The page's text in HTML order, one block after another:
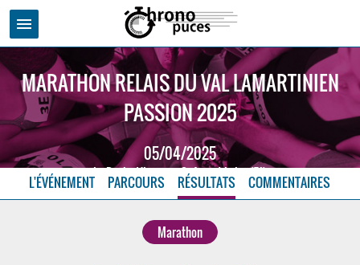
menu
MARATHON RELAIS DU VAL LAMARTINIEN
PASSION 2025
05/04/2025
La Roche Vineuse - Saône et Loire (71)
L'ÉVÉNEMENT PARCOURS RÉSULTATS COMMENTAIRES
Marathon